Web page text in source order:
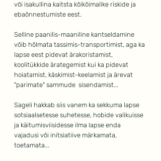
või isakullina kaitsta kõikõimalike riskide ja
ebaõnnestumiste eest.
Selline paanilis-maaniline kantseldamine
võib hõlmata tassimis-transportimist, aga ka
lapse eest pidevat ärakoristamist,
koolitükkide ärategemist kui ka pidevat
hoiatamist, käskimist-keelamist ja ärevat
"parimate" sammude  sisendamist...
Sageli hakkab siis vanem ka sekkuma lapse
sotsiaalsetesse suhetesse, hobide valikuisse
ja käitumisviisidesse ilma lapse enda
vajadusi või initsiatiive märkamata,
toetamata...